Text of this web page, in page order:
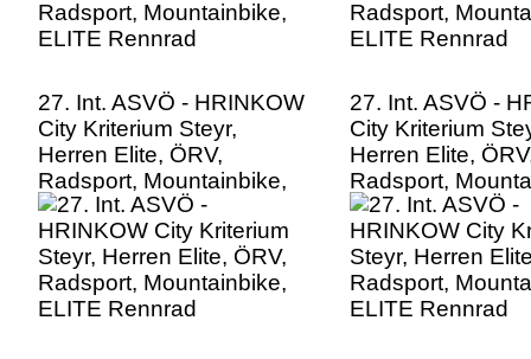
27. Int. ASVÖ - HRINKOW
City Kriterium Steyr,
Herren Elite, ÖRV,
Radsport, Mountainbike,
ELITE Rennrad
27. Int. ASVÖ -
City Kriterium
Herren Elite,
Radsport,
ELITE Rennrad